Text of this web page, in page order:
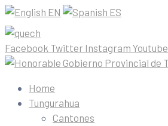
EN ES
Facebook Twitter Instagram Youtube
Home
Tungurahua
Cantones